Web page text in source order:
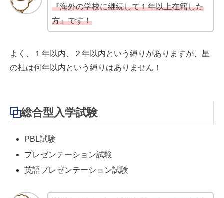
『海外の学校に継続して１年以上在籍した
方』です！
よく、１年以内、２年以内という縛りがありますが、星
の杜は何年以内という縛りはありません！
総合型入学試験
PBL試験
プレゼンテーション試験
英語プレゼンテーション試験